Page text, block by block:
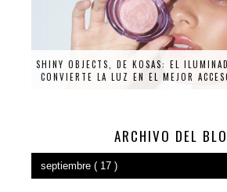
SHINY OBJECTS, DE KOSAS: EL
CONVIERTE LA LUZ EN EL MEJOR
ARCHIVO DEL